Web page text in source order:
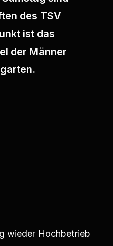
des TSV
ist das
der Männer
wieder Hochbetrieb